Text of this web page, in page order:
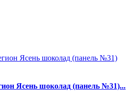
Ясень шоколад (панель №31)...